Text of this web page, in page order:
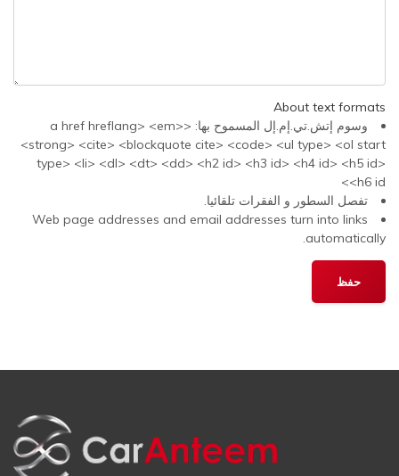
About text formats
وسوم إتش.تي.إم.إل المسموح بها: <a href hreflang> <em>
<strong> <cite> <blockquote cite> <code> <ul type> <ol start
type> <li> <dl> <dt> <dd> <h2 id> <h3 id> <h4 id> <h5 id>
<h6 id>
تفصل السطور و الفقرات تلقائيا.
Web page addresses and email addresses turn into links
automatically.